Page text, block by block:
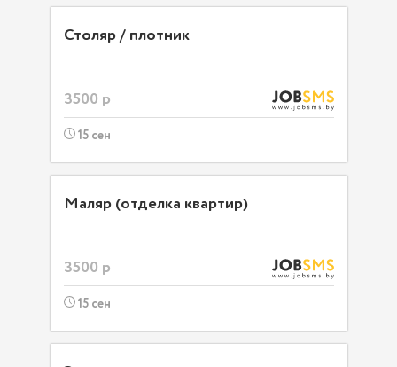
Столяр / плотник
3500 р
15 сен
Маляр (отделка квартир)
3500 р
15 сен